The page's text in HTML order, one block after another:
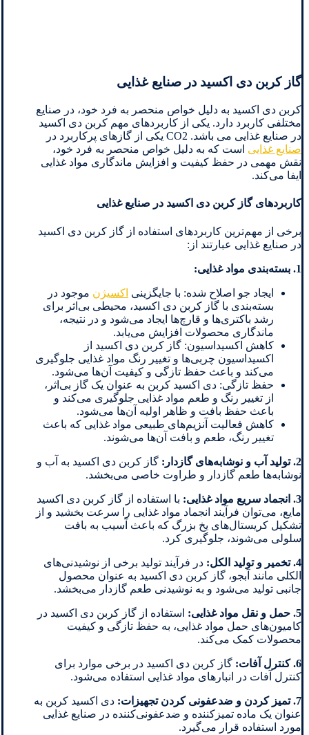
گاز کربن دی اکسید در صنایع غذایی
کربن دی اکسید به دلیل خواص منحصر به فرد خود، در صنایع
مختلفی کاربرد دارد. یکی از کاربردهای مهم کربن دی اکسید
در صنایع غذایی می باشد. CO2 یکی از گازهای پرکاربرد در
صنایع غذایی است که به دلیل خواص منحصر به فرد خود،
نقش مهمی در حفظ کیفیت و افزایش ماندگاری مواد غذایی
ایفا می‌کند.
کاربردهای گاز کربن دی اکسید در صنایع غذایی
برخی از مهم‌ترین کاربردهای استفاده از گاز کربن دی اکسید
در صنایع غذایی عبارتند از:
1. بسته‌بندی مواد غذایی:
ایجاد جو اصلاح شده: با جایگزینی اکسیژن موجود در
بسته‌بندی با گاز کربن دی اکسید، محیطی بی‌اثر برای
رشد باکتری‌ها و قارچ‌ها ایجاد می‌شود و در نتیجه،
ماندگاری محصولات افزایش می‌یابد.
کاهش اکسیداسیون: گاز کربن دی اکسید از
اکسیداسیون چربی‌ها و تغییر رنگ مواد غذایی جلوگیری
می‌کند و باعث حفظ تازگی و کیفیت آن‌ها می‌شود.
حفظ تازگی: دی اکسید کربن به عنوان یک گاز بی‌اثر،
از تغییر رنگ و طعم مواد غذایی جلوگیری می‌کند و
باعث حفظ بافت و ظاهر اولیه آن‌ها می‌شود.
کاهش فعالیت آنزیم‌های طبیعی مواد غذایی که باعث
تغییر رنگ، طعم و بافت آن‌ها می‌شوند.
2. تولید آب و نوشابه‌های گازدار:
گاز کربن دی اکسید به آب و
نوشابه‌ها طعم گازدار و طراوت خاصی می‌بخشد.
3. انجماد سریع مواد غذایی:
با استفاده از گاز کربن دی اکسید
مایع، می‌توان فرآیند انجماد مواد غذایی را سرعت بخشید و از
تشکیل کریستال‌های یخ بزرگ که باعث آسیب به بافت
سلولی می‌شوند، جلوگیری کرد.
4. تخمیر و تولید الکل:
در فرآیند تولید برخی از نوشیدنی‌های
الکلی مانند آبجو، گاز کربن دی اکسید به عنوان محصول
جانبی تولید می‌شود و به نوشیدنی طعم گازدار می‌بخشد.
5. حمل و نقل مواد غذایی:
استفاده از گاز کربن دی اکسید در
کامیون‌های حمل مواد غذایی، به حفظ تازگی و کیفیت
محصولات کمک می‌کند.
6. کنترل آفات:
گاز کربن دی اکسید در برخی موارد برای
کنترل آفات در انبارهای مواد غذایی استفاده می‌شود.
7. تمیز کردن و ضدعفونی کردن تجهیزات:
دی اکسید کربن به
عنوان یک ماده تمیزکننده و ضدعفونی‌کننده در صنایع غذایی
مورد استفاده قرار می‌گیرد.